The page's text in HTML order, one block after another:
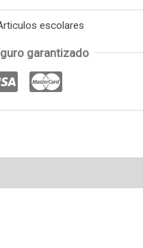
escolares
garantizado